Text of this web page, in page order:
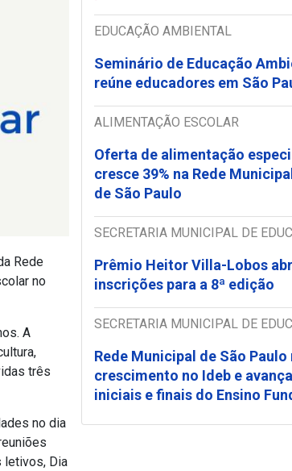
Rede
no
A
três
no dia
letivos, Dia
EDUCAÇÃO AMBIENTAL
Seminário de Educação
reúne educadores em São
ALIMENTAÇÃO ESCOLAR
Oferta de alimentação
cresce 39% na Rede
de São Paulo
SECRETARIA MUNICIPAL DE
Prêmio Heitor Villa-Lobos
inscrições para a 8ª edição
SECRETARIA MUNICIPAL DE
Rede Municipal de São
crescimento no Ideb e
iniciais e finais do Ensino